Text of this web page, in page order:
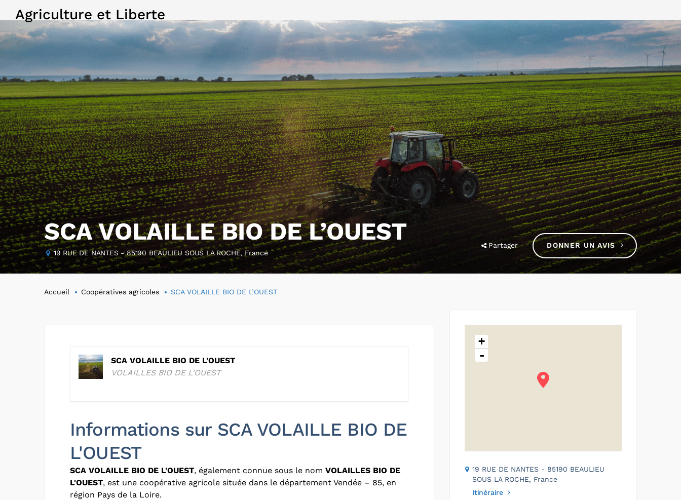
Agriculture et Liberte
SCA VOLAILLE BIO DE L’OUEST
19 RUE DE NANTES - 85190 BEAULIEU SOUS LA ROCHE, France
Partager DONNER UN AVIS
Accueil Coopératives agricoles SCA VOLAILLE BIO DE L’OUEST
SCA VOLAILLE BIO DE L'OUEST
VOLAILLES BIO DE L'OUEST
Informations sur SCA VOLAILLE BIO DE
L'OUEST
SCA VOLAILLE BIO DE L'OUEST, également connue sous le nom VOLAILLES BIO DE
L'OUEST, est une coopérative agricole située dans le département Vendée – 85, en
région Pays de la Loire.
+
-
19 RUE DE NANTES - 85190 BEAULIEU
SOUS LA ROCHE, France
Itinéraire